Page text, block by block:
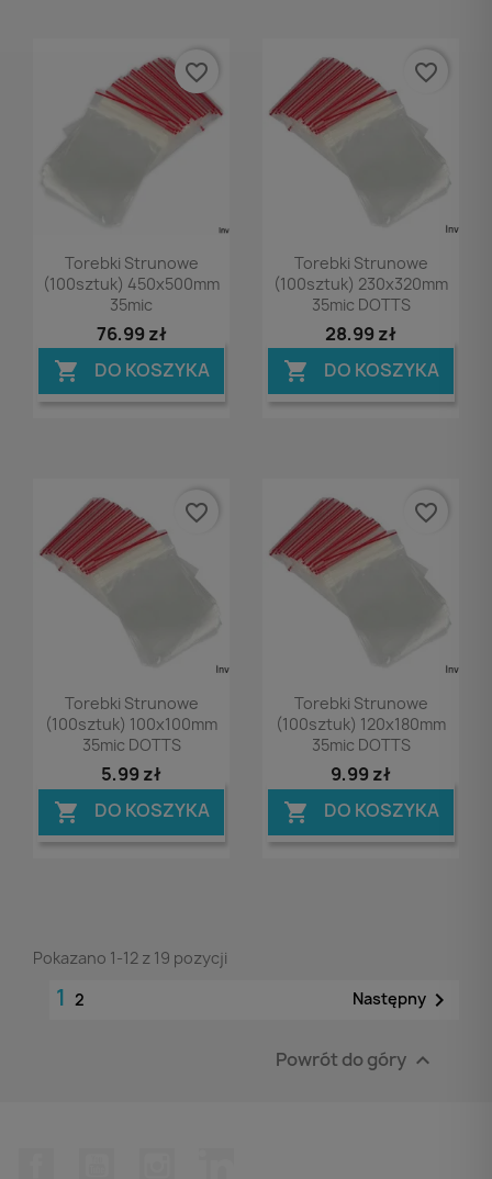
Podgląd
Torebki Strunowe
(100sztuk) 450x500mm
35mic
76,99 zł
 DO KOSZYKA
favorite_border
Podgląd
Torebki Strunowe
(100sztuk) 230x320mm
35mic DOTTS
28,99 zł
 DO KOSZYKA
favorite_border
Podgląd
Torebki Strunowe
(100sztuk) 100x100mm
35mic DOTTS
5,99 zł
 DO KOSZYKA
favorite_border
Podgląd
Torebki Strunowe
(100sztuk) 120x180mm
35mic DOTTS
9,99 zł
 DO KOSZYKA
favorite_border
Pokazano 1-12 z 19 pozycji
1 2 Następny 
Powrót do góry 